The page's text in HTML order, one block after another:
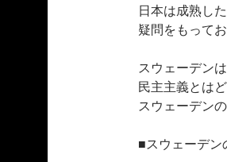
日本は成熟し
疑問をもって
スウェーデン
民主主義とは
スウェーデン
■スウェーデン